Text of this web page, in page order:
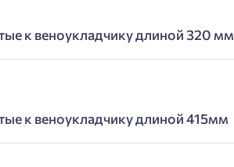
к веноукладчику длиной 320 мм
к веноукладчику длиной 415мм